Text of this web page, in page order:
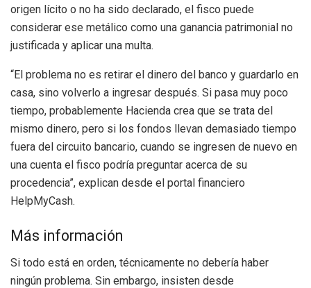
origen lícito o no ha sido declarado, el fisco puede
considerar ese metálico como una ganancia patrimonial no
justificada y aplicar una multa.
“El problema no es retirar el dinero del banco y guardarlo en
casa, sino volverlo a ingresar después. Si pasa muy poco
tiempo, probablemente Hacienda crea que se trata del
mismo dinero, pero si los fondos llevan demasiado tiempo
fuera del circuito bancario, cuando se ingresen de nuevo en
una cuenta el fisco podría preguntar acerca de su
procedencia”, explican desde el portal financiero
HelpMyCash.
Más información
Si todo está en orden, técnicamente no debería haber
ningún problema. Sin embargo, insisten desde